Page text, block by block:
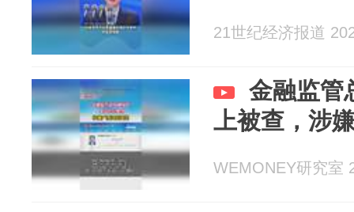
21世纪经济报道
金融监管
上被查，涉
WEMONEY研究室